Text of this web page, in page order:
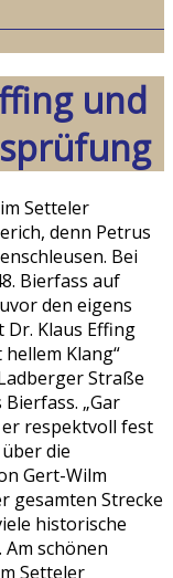
und
Setteler
denn Petrus
Bei
Bierfass auf
den eigens
Dr. Klaus Effing
Klang“
Straße
„Gar
er respektvoll fest
die
Gert-Wilm
gesamten Strecke
historische
schönen
Setteler